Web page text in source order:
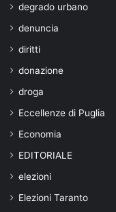
degrado urbano
denuncia
diritti
donazione
droga
Eccellenze di Puglia
Economia
EDITORIALE
elezioni
Elezioni Taranto